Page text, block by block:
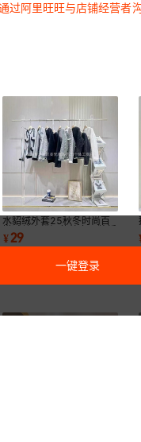
阿里旺旺与店铺经营者
水貂绒外套25秋冬时尚百
搭减龄宽松短款外套品牌折
扣女装货源批发
¥29
一键登录